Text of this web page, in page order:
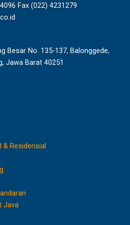
Fax (022) 4231279
Besar No. 135-137, Balonggede,
Jawa Barat 40251
Residensial
Java